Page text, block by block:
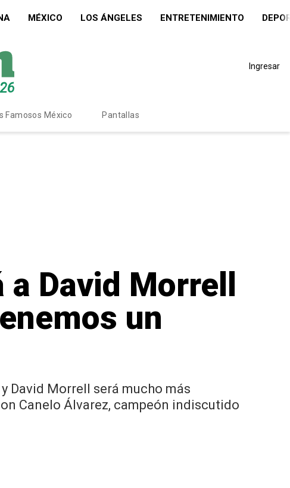
MÉXICO LOS ÁNGELES ENTRETENIMIENTO
Ingresar
Famosos México Pantallas
David Morrell
un
David Morrell será mucho más
Canelo Álvarez, campeón indiscutido